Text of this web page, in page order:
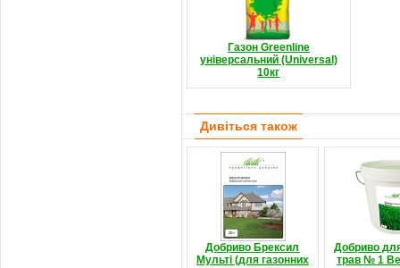
Газон Greenline
універсальний (Universal)
10кг
Дивіться також
Добриво Брексил
Мульті (для газонних
Добриво
трав № 1